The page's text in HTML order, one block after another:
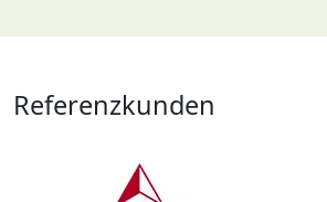
Referenzkunden